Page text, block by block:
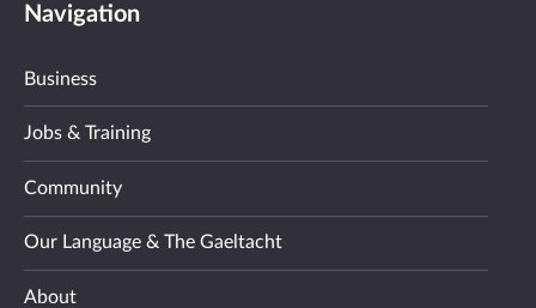
Navigation
Business
Jobs & Training
Community
Our Language & The Gaeltacht
About